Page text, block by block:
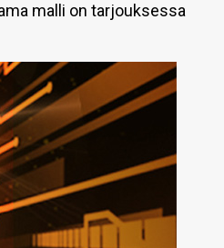
malli on tarjouksessa